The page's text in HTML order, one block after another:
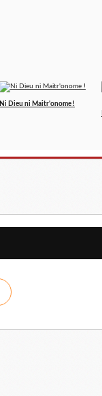
Ni Dieu ni Maitr'onome !